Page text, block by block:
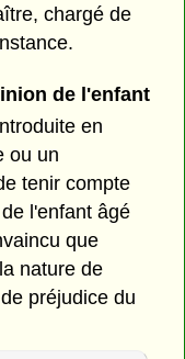
chargé de
de l'enfant
en
ou un
tenir compte
l'enfant âgé
que
nature de
préjudice du